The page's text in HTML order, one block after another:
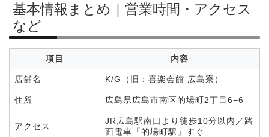
基本情報まとめ｜営業時間・アクセス
など
項目 内容
店舗名 K/G（旧：喜楽会館 広島寮）
住所 広島県広島市南区的場町2丁目6−6
アクセス
JR広島駅南口より徒歩10分以内／路
面電車「的場町駅」すぐ